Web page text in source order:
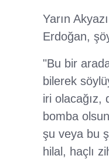
Yarın
Erdoğan,
"Bu bir
bilerek
iri olacağız,
bomba
şu veya bu
hilal, haçlı